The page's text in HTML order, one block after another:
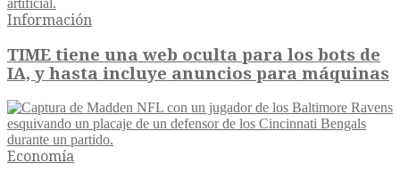
Información
TIME tiene una web oculta para los bots de
IA, y hasta incluye anuncios para máquinas
Economía